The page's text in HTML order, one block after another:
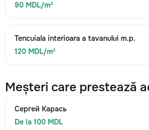
90 MDL/m²
Tencuiala interioara a tavanului m.p.
120 MDL/m²
Meșteri care prestează
Сергей Карась
De la 100 MDL